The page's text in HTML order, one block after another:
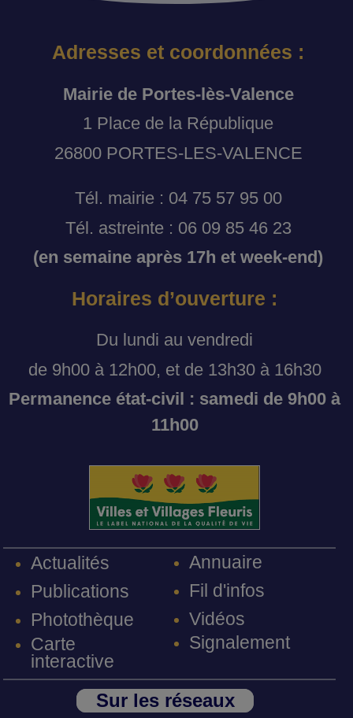
Adresses et coordonnées :
Mairie de Portes-lès-Valence
1 Place de la République
26800 PORTES-LES-VALENCE
Tél. mairie : 04 75 57 95 00
Tél. astreinte : 06 09 85 46 23
(en semaine après 17h et week-end)
Horaires d’ouverture :
Du lundi au vendredi
de 9h00 à 12h00, et de 13h30 à 16h30
Permanence état-civil : samedi de 9h00 à
11h00
Actualités
Publications
Photothèque
Carte
interactive
Annuaire
Fil d'infos
Vidéos
Signalement
Sur les réseaux